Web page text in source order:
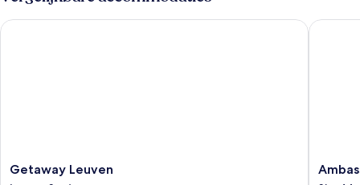
Getaway
Leuven
Getaway Leuven
Getaway Leuven
Suites